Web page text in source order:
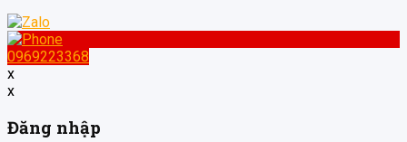
0969223368
x
x
Đăng nhập